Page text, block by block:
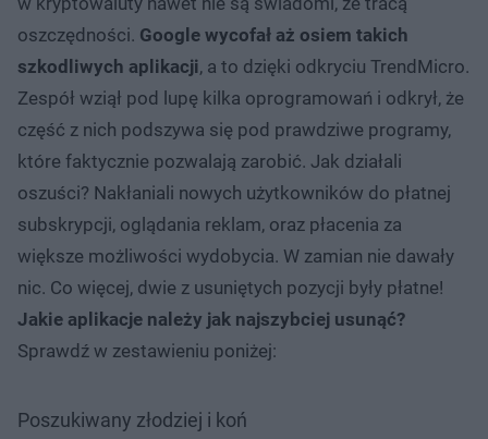
oszczędności. Google wycofał aż osiem takich
szkodliwych aplikacji, a to dzięki odkryciu TrendMicro.
Zespół wziął pod lupę kilka oprogramowań i odkrył, że
część z nich podszywa się pod prawdziwe programy,
które faktycznie pozwalają zarobić. Jak działali
oszuści? Nakłaniali nowych użytkowników do płatnej
subskrypcji, oglądania reklam, oraz płacenia za
większe możliwości wydobycia. W zamian nie dawały
nic. Co więcej, dwie z usuniętych pozycji były płatne!
Jakie aplikacje należy jak najszybciej usunąć?
Sprawdź w zestawieniu poniżej:
Poszukiwany złodziej i koń